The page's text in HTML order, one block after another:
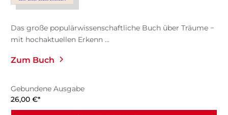
Das große populärwissenschaftliche Buch über Träume −
mit hochaktuellen Erkenn ...
Zum Buch
Gebundene Ausgabe
26,00 €*